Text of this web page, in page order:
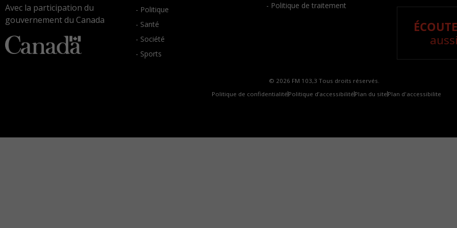
Avec la participation du
gouvernement du Canada
- Politique
- Santé
- Société
- Sports
- Politique de traitement
© 2026 FM 103,3 Tous droits réservés.
Politique de confidentialité Politique d’accessibilité Plan du site Plan d'accessibilite